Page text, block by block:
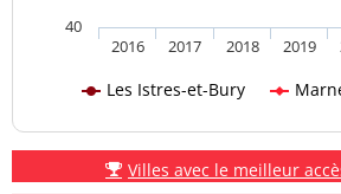
Les Istres-et-Bury
2016 2017 2018 2019
40
Villes avec le meilleur